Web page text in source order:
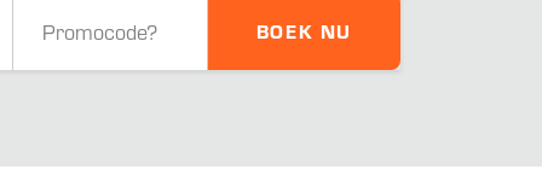
BOEK NU